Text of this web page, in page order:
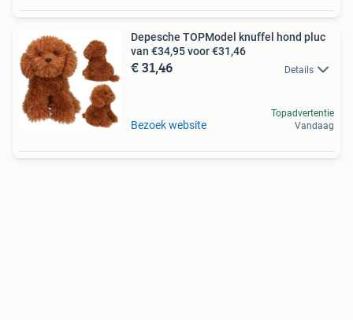
Depesche TOPModel knuffel hond pluc
van €34,95 voor €31,46
€ 31,46 Details
Bezoek website
Topadvertentie
Vandaag